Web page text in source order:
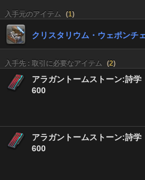
入手元のアイテム (1)
クリスタリウム・ウェポンチ
入手先 : 取引に必要なアイテム (2)
アラガントームストーン:詩学
600
アラガントームストーン:詩学
600